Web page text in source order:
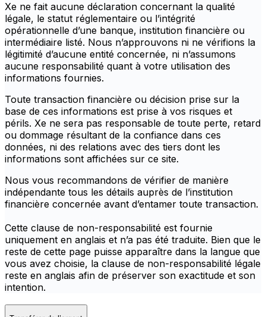
Xe ne fait aucune déclaration concernant la qualité
légale, le statut réglementaire ou l’intégrité
opérationnelle d’une banque, institution financière ou
intermédiaire listé. Nous n’approuvons ni ne vérifions la
légitimité d’aucune entité concernée, ni n’assumons
aucune responsabilité quant à votre utilisation des
informations fournies.
Toute transaction financière ou décision prise sur la
base de ces informations est prise à vos risques et
périls. Xe ne sera pas responsable de toute perte, retard
ou dommage résultant de la confiance dans ces
données, ni des relations avec des tiers dont les
informations sont affichées sur ce site.
Nous vous recommandons de vérifier de manière
indépendante tous les détails auprès de l’institution
financière concernée avant d’entamer toute transaction.
Cette clause de non-responsabilité est fournie
uniquement en anglais et n’a pas été traduite. Bien que le
reste de cette page puisse apparaître dans la langue que
vous avez choisie, la clause de non-responsabilité légale
reste en anglais afin de préserver son exactitude et son
intention.